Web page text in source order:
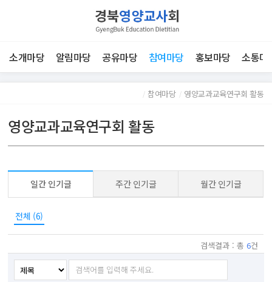
티
소개마당 알림마당 공유마당 참여마당 홍보마당 소통마
H
m
참여마당 영양교과교육연구회 활동
영양교과교육연구회 활동
인
일간 인기글 주간 인기글 월간 인기글
전체 (6)
검
검색결과 : 총 6건